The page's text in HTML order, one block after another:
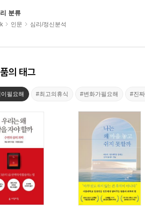
분류
인문 심리/정신분석
의 태그
필요해 #최고의휴식 #변화가필요해 #진